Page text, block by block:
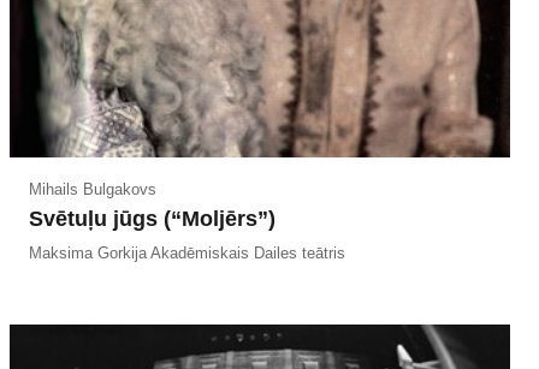
Mihails Bulgakovs
Svētuļu jūgs (“Moljērs”)
Maksima Gorkija Akadēmiskais Dailes teātris